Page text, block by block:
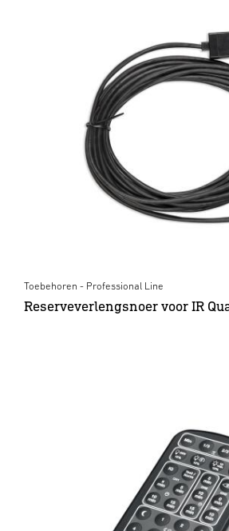
Toebehoren - Professional Line
Reserveverlengsnoer voor IR